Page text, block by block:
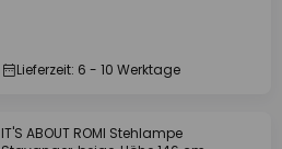
Lieferzeit: 6 - 10 Werktage
IT'S ABOUT ROMI Stehlampe